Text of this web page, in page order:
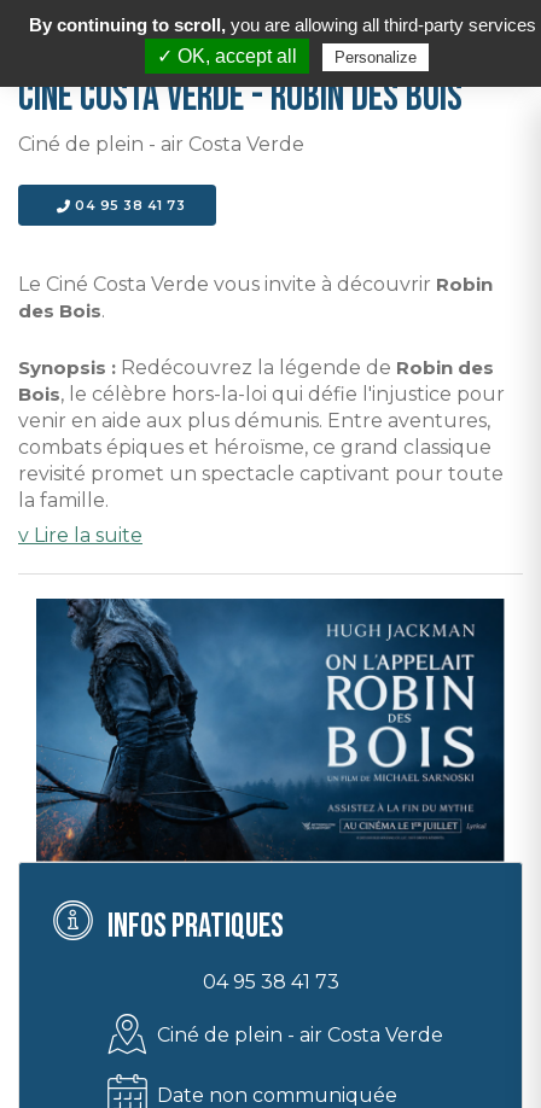
Ciné Costa Verde - Robin des bois
Ciné de plein - air Costa Verde
04 95 38 41 73
Le Ciné Costa Verde vous invite à découvrir Robin
des Bois.
Synopsis : Redécouvrez la légende de Robin des
Bois, le célèbre hors-la-loi qui défie l'injustice pour
venir en aide aux plus démunis. Entre aventures,
combats épiques et héroïsme, ce grand classique
revisité promet un spectacle captivant pour toute
la famille.
• Ouverture des caisses : 21h15
• Projection du film : 21h45
• Tarifs : Adultes 8 € / 7 € moins de 12 ans
• Billetterie en ligne :
www.cinema-costaverde.fr
v Lire la suite
Infos pratiques
04 95 38 41 73
Ciné de plein - air Costa Verde
Date non communiquée
By continuing to scroll, you are allowing all third-party services
✓ OK, accept all
Personalize